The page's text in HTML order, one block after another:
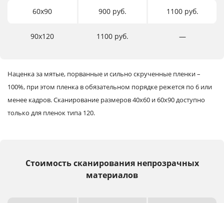
60х90 900 руб. 1100 руб.
90х120 1100 руб. ―
Наценка за мятые, порванные и сильно скрученные пленки –
100%, при этом пленка в обязательном порядке режется по 6 или
менее кадров.Сканирование размеров 40х60 и 60х90 доступно
только для пленок типа 120.
Стоимость сканирования непрозрачных
материалов